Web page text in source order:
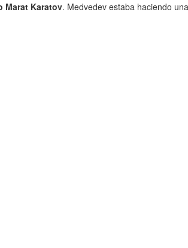
Marat Karatov. Medvedev estaba haciendo